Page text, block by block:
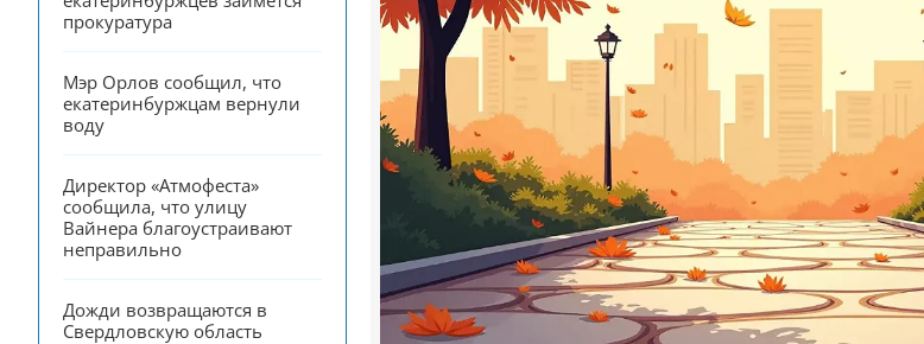
прокуратура
Мэр Орлов сообщил, что
екатеринбуржцам вернули
воду
Директор «Атмофеста»
сообщила, что улицу
Вайнера благоустраивают
неправильно
Дожди возвращаются в
Свердловскую область